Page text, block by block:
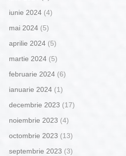
iunie 2024(4)
mai 2024(5)
aprilie 2024(5)
martie 2024(5)
februarie 2024(6)
ianuarie 2024(1)
decembrie 2023 (17)
noiembrie 2023 (4)
octombrie 2023 (13)
septembrie 2023 (3)